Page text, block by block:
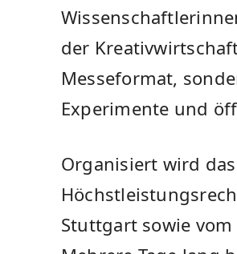
der
Messeformat,
Experimente und
Organisiert wird
Stuttgart sowie